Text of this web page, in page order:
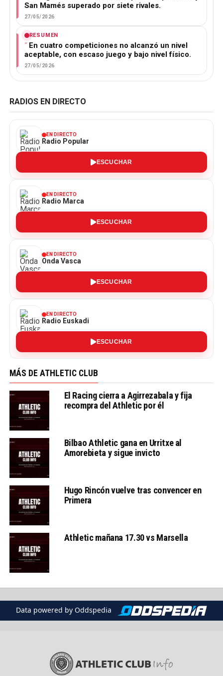
San Mamés superado por siete rivales.
27/05/2026
RESUMEN
En cuatro competiciones no alcanzó un nivel
aceptable, con escaso juego y bajo nivel físico.
27/05/2026
RADIOS EN DIRECTO
EN DIRECTO
Radio Popular
ESCUCHAR
EN DIRECTO
Radio Marca
ESCUCHAR
EN DIRECTO
Onda Vasca
ESCUCHAR
EN DIRECTO
Radio Euskadi
ESCUCHAR
MÁS DE ATHLETIC CLUB
El Racing cierra a Agirrezabala y fija
recompra del Athletic por él
Bilbao Athletic gana en Urritxe al
Amorebieta y sigue invicto
Hugo Rincón vuelve tras convencer en
Primera
Athletic mañana 17.30 vs Marsella
Data powered by Oddspedia